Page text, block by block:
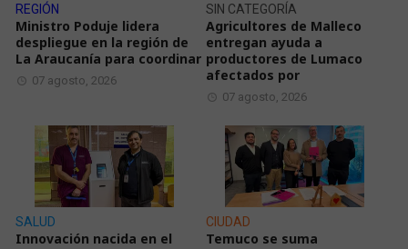
REGIÓN
Ministro Poduje lidera
despliegue en la región de
La Araucanía para coordinar
07 agosto, 2026
SIN CATEGORÍA
Agricultores de Malleco
entregan ayuda a
productores de Lumaco
afectados por
07 agosto, 2026
SALUD
Innovación nacida en el
CIUDAD
Temuco se suma